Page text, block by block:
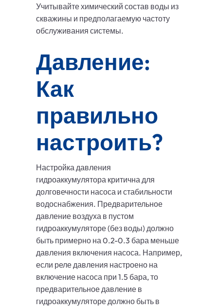
Учитывайте химический состав воды из
скважины и предполагаемую частоту
обслуживания системы.
Давление:
Как
правильно
настроить?
Настройка давления
гидроаккумулятора критична для
долговечности насоса и стабильности
водоснабжения. Предварительное
давление воздуха в пустом
гидроаккумуляторе (без воды) должно
быть примерно на 0.2-0.3 бара меньше
давления включения насоса. Например,
если реле давления настроено на
включение насоса при 1.5 бара, то
предварительное давление в
гидроаккумуляторе должно быть в